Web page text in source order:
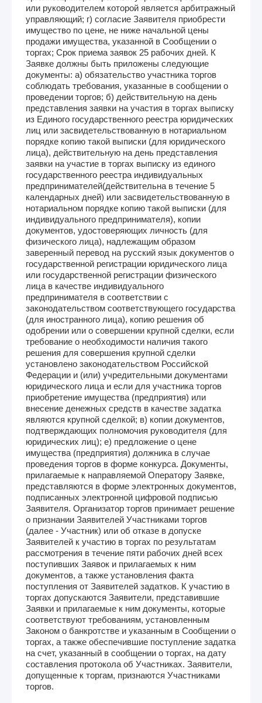
или руководителем которой является арбитражный
управляющий; г) согласие Заявителя приобрести
имущество по цене, не ниже начальной цены
продажи имущества, указанной в Сообщении о
торгах; Срок приема заявок 25 рабочих дней. К
Заявке должны быть приложены следующие
документы: а) обязательство участника торгов
соблюдать требования, указанные в сообщении о
проведении торгов; б) действительную на день
представления заявки на участия в торгах выписку
из Единого государственного реестра юридических
лиц или засвидетельствованную в нотариальном
порядке копию такой выписки (для юридического
лица), действительную на день представления
заявки на участие в торгах выписку из единого
государственного реестра индивидуальных
предпринимателей(действительна в течение 5
календарных дней) или засвидетельствованную в
нотариальном порядке копию такой выписки (для
индивидуального предпринимателя), копии
документов, удостоверяющих личность (для
физического лица), надлежащим образом
заверенный перевод на русский язык документов о
государственной регистрации юридического лица
или государственной регистрации физического
лица в качестве индивидуального
предпринимателя в соответствии с
законодательством соответствующего государства
(для иностранного лица), копию решения об
одобрении или о совершении крупной сделки, если
требование о необходимости наличия такого
решения для совершения крупной сделки
установлено законодательством Российской
Федерации и (или) учредительными документами
юридического лица и если для участника торгов
приобретение имущества (предприятия) или
внесение денежных средств в качестве задатка
являются крупной сделкой; в) копии документов,
подтверждающих полномочия руководителя (для
юридических лиц); е) предложение о цене
имущества (предприятия) должника в случае
проведения торгов в форме конкурса. Документы,
прилагаемые к направляемой Оператору Заявке,
представляются в форме электронных документов,
подписанных электронной цифровой подписью
Заявителя. Организатор торгов принимает решение
о признании Заявителей Участниками торгов
(далее - Участник) или об отказе в допуске
Заявителей к участию в торгах по результатам
рассмотрения в течение пяти рабочих дней всех
поступивших Заявок и прилагаемых к ним
документов, а также установления факта
поступления от Заявителей задатков. К участию в
торгах допускаются Заявители, представившие
Заявки и прилагаемые к ним документы, которые
соответствуют требованиям, установленным
Законом о банкротстве и указанным в Сообщении о
торгах, а также обеспечившие поступление задатка
на счет, указанный в сообщении о торгах, на дату
составления протокола об Участниках. Заявители,
допущенные к торгам, признаются Участниками
торгов.